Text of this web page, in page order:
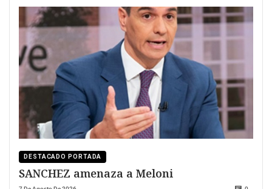
DESTACADO PORTADA
SANCHEZ amenaza a Meloni